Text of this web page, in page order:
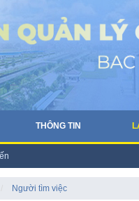
THÔNG TIN
Người tìm việc